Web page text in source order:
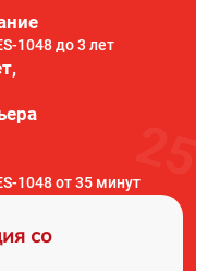
1048 до 3 лет
1048 от 35 минут
со